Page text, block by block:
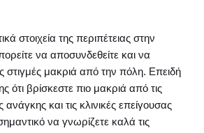
στοιχεία της περιπέτειας στην
να αποσυνδεθείτε και να
στιγμές μακριά από την πόλη. Επειδή
ότι βρίσκεστε πιο μακριά από τις
ανάγκης και τις κλινικές επείγουσας
να γνωρίζετε καλά τις